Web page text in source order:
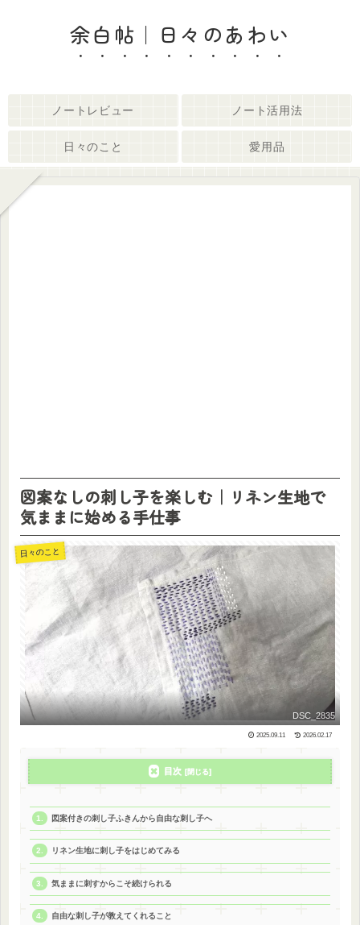
余白帖｜日々のあわい
ノートレビュー ノート活用法
日々のこと 愛用品
図案なしの刺し子を楽しむ｜リネン生地で
気ままに始める手仕事
日々のこと
DSC_2835
2025.09.11 2026.02.17
目次
図案付きの刺し子ふきんから自由な刺し子へ
リネン生地に刺し子をはじめてみる
気ままに刺すからこそ続けられる
自由な刺し子が教えてくれること